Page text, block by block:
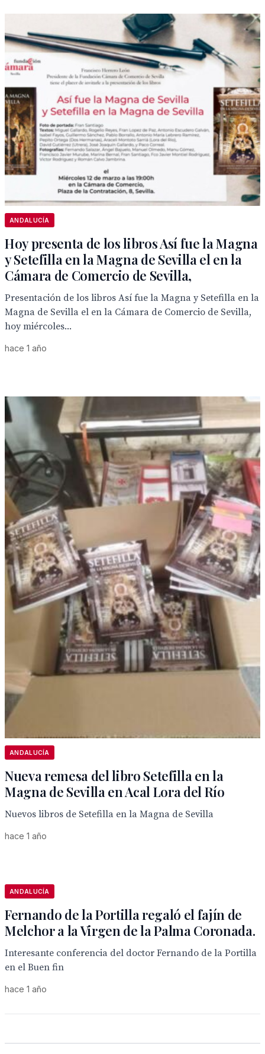
ANDALUCÍA
Hoy presenta de los libros Así fue la Magna
y Setefilla en la Magna de Sevilla el en la
Cámara de Comercio de Sevilla,
Presentación de los libros Así fue la Magna y Setefilla en la
Magna de Sevilla el en la Cámara de Comercio de Sevilla,
hoy miércoles...
hace 1 año
ANDALUCÍA
Nueva remesa del libro Setefilla en la
Magna de Sevilla en Acal Lora del Río
Nuevos libros de Setefilla en la Magna de Sevilla
hace 1 año
ANDALUCÍA
Fernando de la Portilla regaló el fajín de
Melchor a la Virgen de la Palma Coronada.
Interesante conferencia del doctor Fernando de la Portilla
en el Buen fin
hace 1 año